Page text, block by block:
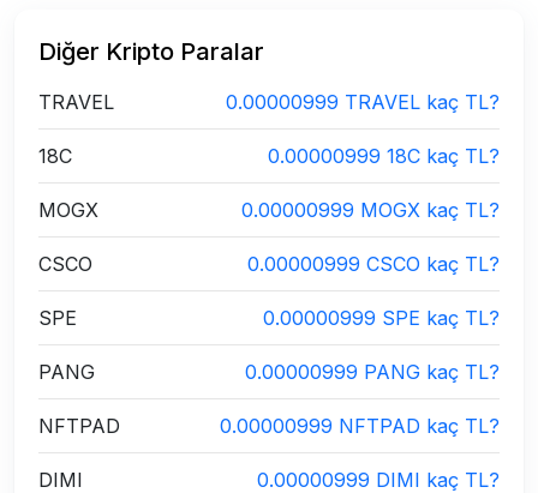
Diğer Kripto Paralar
TRAVEL 0.00000999 TRAVEL kaç TL?
18C 0.00000999 18C kaç TL?
MOGX 0.00000999 MOGX kaç TL?
CSCO 0.00000999 CSCO kaç TL?
SPE 0.00000999 SPE kaç TL?
PANG 0.00000999 PANG kaç TL?
NFTPAD 0.00000999 NFTPAD kaç TL?
DIMI 0.00000999 DIMI kaç TL?